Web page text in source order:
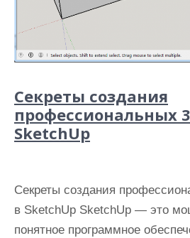
Секреты создания
профессиональных
SketchUp
Секреты создания
в SketchUp SketchUp — это
понятное программное